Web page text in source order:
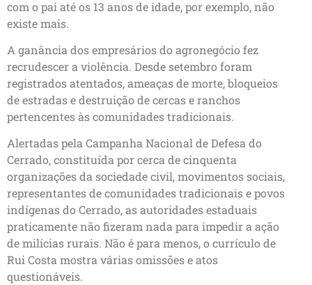
com o pai até os 13 anos de idade, por exemplo, não
existe mais.
A ganância dos empresários do agronegócio fez
recrudescer a violência. Desde setembro foram
registrados atentados, ameaças de morte, bloqueios
de estradas e destruição de cercas e ranchos
pertencentes às comunidades tradicionais.
Alertadas pela Campanha Nacional de Defesa do
Cerrado, constituída por cerca de cinquenta
organizações da sociedade civil, movimentos sociais,
representantes de comunidades tradicionais e povos
indígenas do Cerrado, as autoridades estaduais
praticamente não fizeram nada para impedir a ação
de milícias rurais. Não é para menos, o currículo de
Rui Costa mostra várias omissões e atos
questionáveis.